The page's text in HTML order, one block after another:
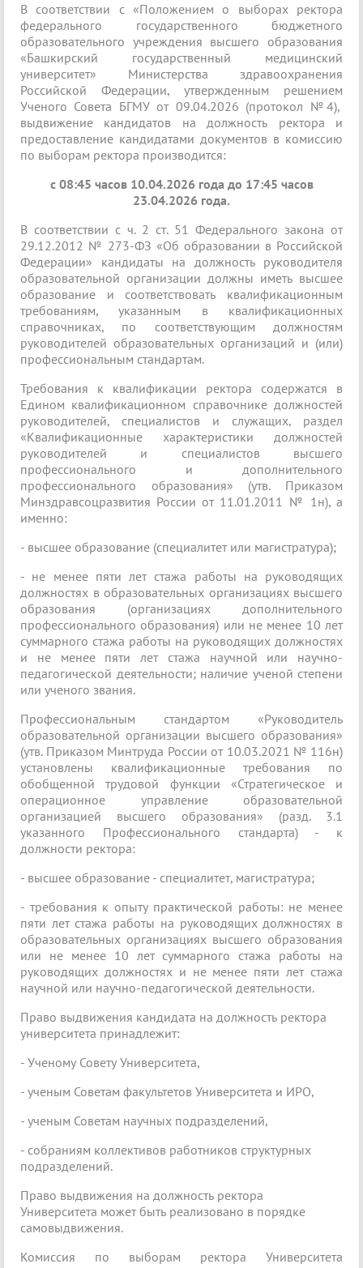
В соответствии с «Положением о выборах ректора
федерального государственного бюджетного
образовательного учреждения высшего образования
«Башкирский государственный медицинский
университет» Министерства здравоохранения
Российской Федерации, утвержденным решением
Ученого Совета БГМУ от 09.04.2026 (протокол №4),
выдвижение кандидатов на должность ректора и
предоставление кандидатами документов в комиссию
по выборам ректора производится:
с 08:45 часов 10.04.2026 года до 17:45 часов
23.04.2026 года.
В соответствии с ч. 2 ст. 51 Федерального закона от
29.12.2012 № 273-ФЗ «Об образовании в Российской
Федерации» кандидаты на должность руководителя
образовательной организации должны иметь высшее
образование и соответствовать квалификационным
требованиям, указанным в квалификационных
справочниках, по соответствующим должностям
руководителей образовательных организаций и (или)
профессиональным стандартам.
Требования к квалификации ректора содержатся в
Едином квалификационном справочнике должностей
руководителей, специалистов и служащих, раздел
«Квалификационные характеристики должностей
руководителей и специалистов высшего
профессионального и дополнительного
профессионального образования» (утв. Приказом
Минздравсоцразвития России от 11.01.2011 № 1н), а
именно:
- высшее образование (специалитет или магистратура);
- не менее пяти лет стажа работы на руководящих
должностях в образовательных организациях высшего
образования (организациях дополнительного
профессионального образования) или не менее 10 лет
суммарного стажа работы на руководящих должностях
и не менее пяти лет стажа научной или научно-
педагогической деятельности; наличие ученой степени
или ученого звания.
Профессиональным стандартом «Руководитель
образовательной организации высшего образования»
(утв. Приказом Минтруда России от 10.03.2021 № 116н)
установлены квалификационные требования по
обобщенной трудовой функции «Стратегическое и
операционное управление образовательной
организацией высшего образования» (разд. 3.1
указанного Профессионального стандарта) - к
должности ректора:
- высшее образование - специалитет, магистратура;
- требования к опыту практической работы: не менее
пяти лет стажа работы на руководящих должностях в
образовательных организациях высшего образования
или не менее 10 лет суммарного стажа работы на
руководящих должностях и не менее пяти лет стажа
научной или научно-педагогической деятельности.
Право выдвижения кандидата на должность ректора
университета принадлежит:
- Ученому Совету Университета,
- ученым Советам факультетов Университета и ИРО,
- ученым Советам научных подразделений,
- собраниям коллективов работников структурных
подразделений.
Право выдвижения на должность ректора
Университета может быть реализовано в порядке
самовыдвижения.
Комиссия по выборам ректора Университета